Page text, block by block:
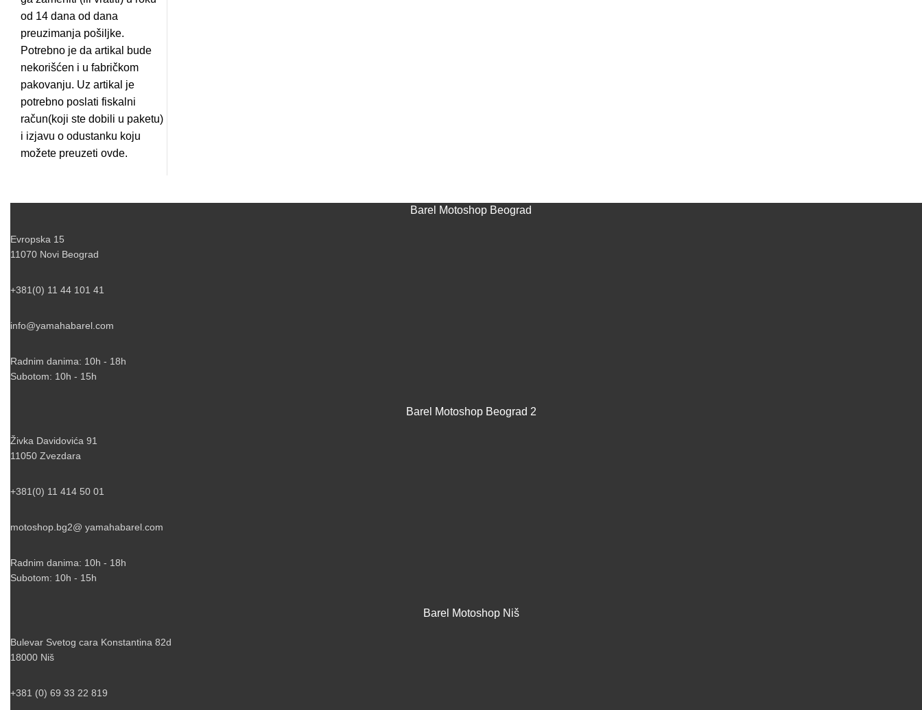
od 14 dana od dana
preuzimanja pošiljke.
Potrebno je da artikal bude
nekorišćen i u fabričkom
pakovanju. Uz artikal je
potrebno poslati fiskalni
račun(koji ste dobili u paketu)
i izjavu o odustanku koju
možete preuzeti ovde.
Barel Motoshop Beograd
Evropska 15
11070 Novi Beograd
+381(0) 11 44 101 41
info@yamahabarel.com
Radnim danima: 10h - 18h
Subotom: 10h - 15h
Barel Motoshop Beograd 2
Živka Davidovića 91
11050 Zvezdara
+381(0) 11 414 50 01
motoshop.bg2@ yamahabarel.com
Radnim danima: 10h - 18h
Subotom: 10h - 15h
Barel Motoshop Niš
Bulevar Svetog cara Konstantina 82d
18000 Niš
+381 (0) 69 33 22 819